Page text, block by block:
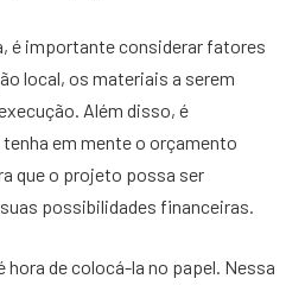
é importante considerar fatores
local, os materiais a serem
Além disso, é
em mente o orçamento
que o projeto possa ser
possibilidades financeiras.
hora de colocá-la no papel. Nessa